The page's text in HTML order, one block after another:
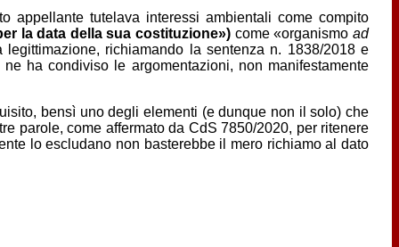
tutelava interessi ambientali come compito
la data della sua costituzione») come «organismoad
richiamando la sentenza n. 1838/2018 e
ha condiviso le argomentazioni, non manifestamente
bensì uno degli elementi (e dunque non il solo) che
parole, come affermato da CdS 7850/2020, per ritenere
lo escludano non basterebbe il mero richiamo al dato